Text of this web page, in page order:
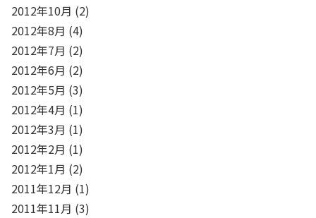
2012年10月 (2)
2012年8月 (4)
2012年7月 (2)
2012年6月 (2)
2012年5月 (3)
2012年4月 (1)
2012年3月 (1)
2012年2月 (1)
2012年1月 (2)
2011年12月 (1)
2011年11月 (3)